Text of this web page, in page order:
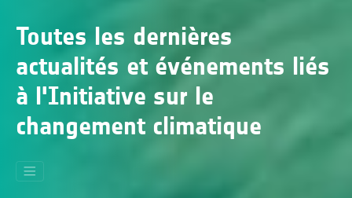
Toutes les dernières
actualités et événements liés
à l'Initiative sur le
changement climatique